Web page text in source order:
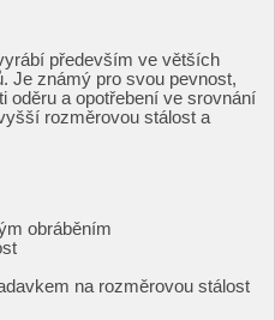
především ve větších
Je známý pro svou pevnost,
oděru a opotřebení ve srovnání
rozměrovou stálost a
obráběním
na rozměrovou stálost